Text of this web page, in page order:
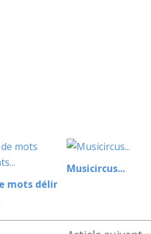
mots délir
Musicircus...